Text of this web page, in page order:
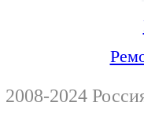
2008-2024